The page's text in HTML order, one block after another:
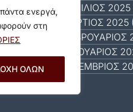
πάντα ενεργά,
στη
ΟΛΩΝ
ΑΠΡΊΛΙΟΣ 2025
ΜΆΡΤΙΟΣ 2025
ΦΕΒΡΟΥΆΡΙΟΣ
ΙΑΝΟΥΆΡΙΟΣ
ΔΕΚΈΜΒΡΙΟΣ